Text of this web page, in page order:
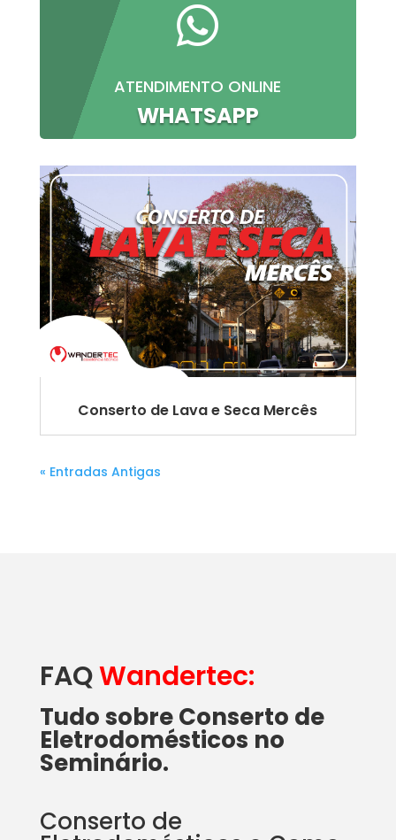

ATENDIMENTO ONLINE
WHATSAPP
Conserto de Lava e Seca Mercês
« Entradas Antigas
FAQWandertec:
Tudo sobre Conserto de
Eletrodomésticos no
Seminário.
Conserto de